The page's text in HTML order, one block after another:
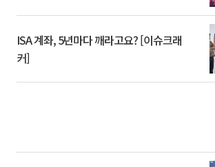
ISA 계좌, 5년마다 깨라고요? [이슈크래
커]